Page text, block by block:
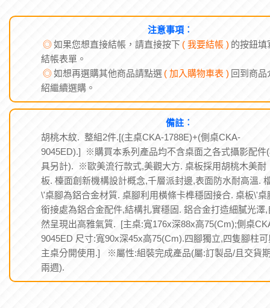
注意事項︰
◎如果您想直接結帳，請直接按下 ( 我要結帳 ) 的按鈕填
結帳表單。
◎如想再選購其他商品請點選 ( 加入購物車表 ) 回到商品
紹繼續選購。
備註︰
胡桃木紋. 整組2件.[(主桌CKA-1788E)+(側桌CKA-
9045ED).] ※購買本系列產品均不含桌面之各式攝影配件
具另計). ※歐美流行款式,美觀大方. 桌板採用胡桃木美耐
板. 檯面創新機構設計概念,千層派封邊,表面防水耐高溫.
\'桌腳為鋁合金材質. 桌腳利用橫條卡榫穩固接合. 桌板\'桌
銜接處為鋁合金配件,結構扎實穩固. 鋁合金打造細膩光澤,
然呈現出高雅氣質. [主桌:寬176x深88x高75(Cm);側桌
9045ED 尺寸:寬90x深45x高75(Cm).四腳獨立,四隻腳柱可
主桌分開使用.] ※屬性:組裝完成產品(屬:訂製品/且交貨
兩週).